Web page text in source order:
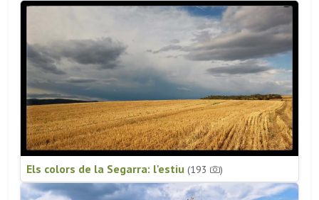
Els colors de la Segarra: l'estiu (193 )